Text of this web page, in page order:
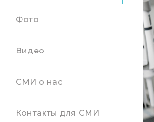
Фото
Видео
СМИ о нас
Контакты для СМИ